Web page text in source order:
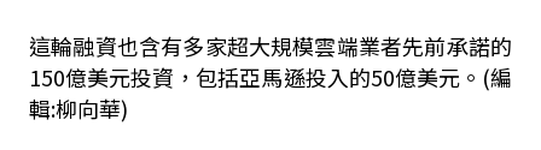
這輪融資也含有多家超大規模雲端業者先前承諾的
150億美元投資，包括亞馬遜投入的50億美元。(編
輯:柳向華)